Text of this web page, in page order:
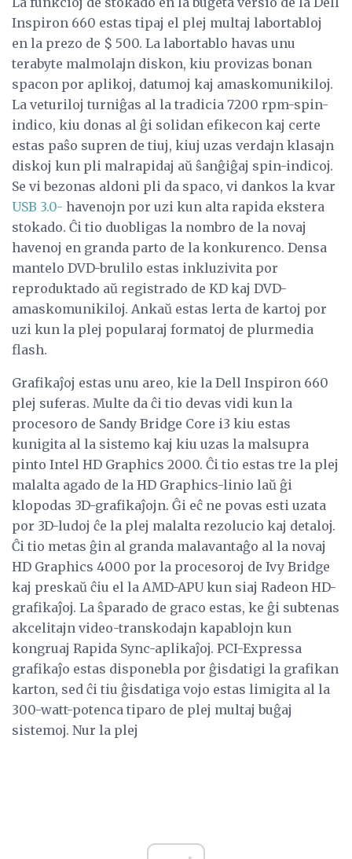
Inspiron 660 estas tipaj el plej multaj labortabloj
en la prezo de $ 500. La labortablo havas unu
terabyte malmolajn diskon, kiu provizas bonan
spacon por aplikoj, datumoj kaj amaskomunikiloj.
La veturiloj turniĝas al la tradicia 7200 rpm-spin-
indico, kiu donas al ĝi solidan efikecon kaj certe
estas paŝo supren de tiuj, kiuj uzas verdajn klasajn
diskoj kun pli malrapidaj aŭ ŝanĝiĝaj spin-indicoj.
Se vi bezonas aldoni pli da spaco, vi dankos la kvar
USB 3.0- havenojn por uzi kun alta rapida ekstera
stokado. Ĉi tio duobligas la nombro de la novaj
havenoj en granda parto de la konkurenco. Densa
mantelo DVD-brulilo estas inkluzivita por
reproduktado aŭ registrado de KD kaj DVD-
amaskomunikiloj. Ankaŭ estas lerta de kartoj por
uzi kun la plej popularaj formatoj de plurmedia
flash.
Grafikaĵoj estas unu areo, kie la Dell Inspiron 660
plej suferas. Multe da ĉi tio devas vidi kun la
procesoro de Sandy Bridge Core i3 kiu estas
kunigita al la sistemo kaj kiu uzas la malsupra
pinto Intel HD Graphics 2000. Ĉi tio estas tre la plej
malalta agado de la HD Graphics-linio laŭ ĝi
klopodas 3D-grafikaĵojn. Ĝi eĉ ne povas esti uzata
por 3D-ludoj ĉe la plej malalta rezolucio kaj detaloj.
Ĉi tio metas ĝin al granda malavantaĝo al la novaj
HD Graphics 4000 por la procesoroj de Ivy Bridge
kaj preskaŭ ĉiu el la AMD-APU kun siaj Radeon HD-
grafikaĵoj. La ŝparado de graco estas, ke ĝi subtenas
akcelitajn video-transkodajn kapablojn kun
kongruaj Rapida Sync-aplikaĵoj. PCI-Expressa
grafikaĵo estas disponebla por ĝisdatigi la grafikan
karton, sed ĉi tiu ĝisdatiga vojo estas limigita al la
300-watt-potenca tiparo de plej multaj buĝaj
sistemoj. Nur la plej